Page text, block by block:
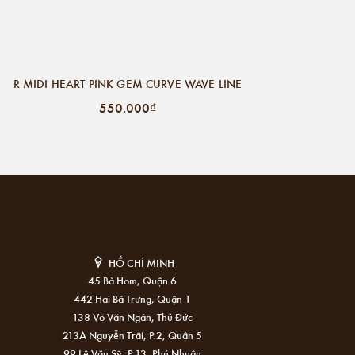
R MIDI HEART PINK GEM CURVE WAVE LINE
550.000₫
HỒ CHÍ MINH
45 Bà Hom, Quận 6
442 Hai Bà Trưng, Quận 1
138 Võ Văn Ngân, Thủ Đức
213A Nguyễn Trãi, P.2, Quận 5